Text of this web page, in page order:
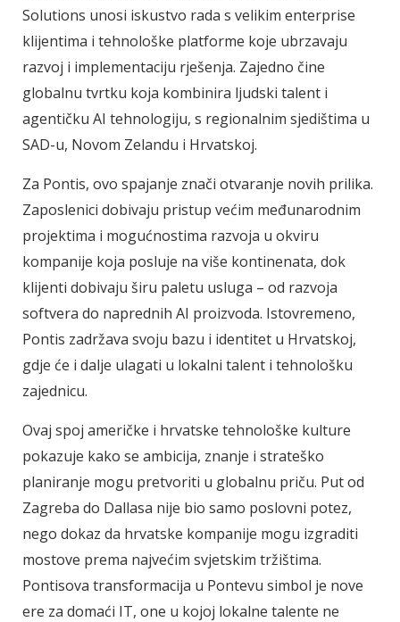
Solutions unosi iskustvo rada s velikim enterprise
klijentima i tehnološke platforme koje ubrzavaju
razvoj i implementaciju rješenja. Zajedno čine
globalnu tvrtku koja kombinira ljudski talent i
agentičku AI tehnologiju, s regionalnim sjedištima u
SAD-u, Novom Zelandu i Hrvatskoj.
Za Pontis, ovo spajanje znači otvaranje novih prilika.
Zaposlenici dobivaju pristup većim međunarodnim
projektima i mogućnostima razvoja u okviru
kompanije koja posluje na više kontinenata, dok
klijenti dobivaju širu paletu usluga – od razvoja
softvera do naprednih AI proizvoda. Istovremeno,
Pontis zadržava svoju bazu i identitet u Hrvatskoj,
gdje će i dalje ulagati u lokalni talent i tehnološku
zajednicu.
Ovaj spoj američke i hrvatske tehnološke kulture
pokazuje kako se ambicija, znanje i strateško
planiranje mogu pretvoriti u globalnu priču. Put od
Zagreba do Dallasa nije bio samo poslovni potez,
nego dokaz da hrvatske kompanije mogu izgraditi
mostove prema najvećim svjetskim tržištima.
Pontisova transformacija u Pontevu simbol je nove
ere za domaći IT, one u kojoj lokalne talente ne